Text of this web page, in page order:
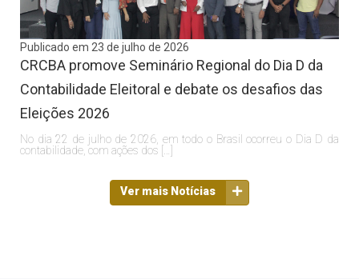
Publicado em 23 de julho de 2026
CRCBA promove Seminário Regional do Dia D da
Contabilidade Eleitoral e debate os desafios das
Eleições 2026
No dia 22 de julho de 2026, em todo o Brasil ocorreu o Dia D da
contabilidade, com ações dos […]
Ver mais Notícias